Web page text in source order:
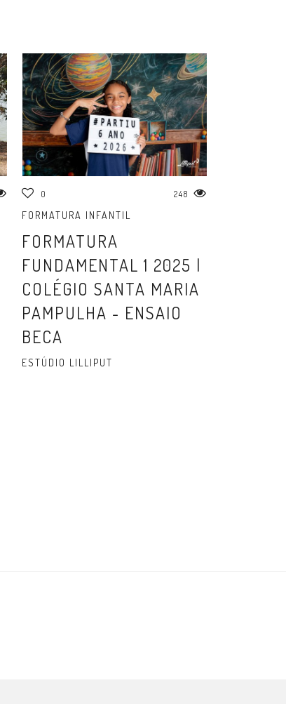
0 248
FORMATURA INFANTIL
FORMATURA
FUNDAMENTAL 1 2025 |
COLÉGIO SANTA MARIA
PAMPULHA - ENSAIO
BECA
ESTÚDIO LILLIPUT